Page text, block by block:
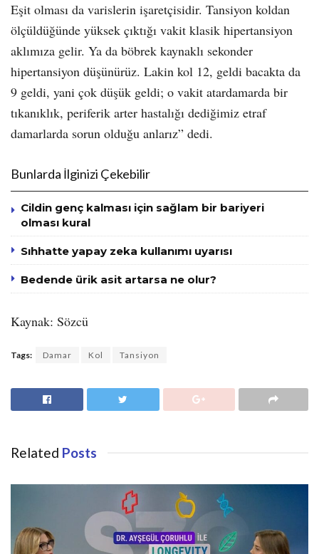
Eşit olması da varislerin işaretçisidir. Tansiyon koldan
ölçüldüğünde yüksek çıktığı vakit klasik hipertansiyon
aklımıza gelir. Ya da böbrek kaynaklı sekonder
hipertansiyon düşünürüz. Lakin kol 12, geldi bacakta da
9 geldi, yani çok düşük geldi; o vakit atardamarda bir
tıkanıklık, periferik arter hastalığı dediğimiz etraf
damarlarda sorun olduğu anlarız” dedi.
Bunlarda İlginizi Çekebilir
Cildin genç kalması için sağlam bir bariyeri
olması kural
Sıhhatte yapay zeka kullanımı uyarısı
Bedende ürik asit artarsa ne olur?
Kaynak: Sözcü
Tags: Damar Kol Tansiyon
Related Posts